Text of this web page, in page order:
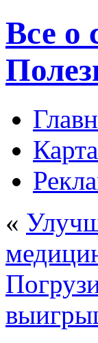
Все о
«